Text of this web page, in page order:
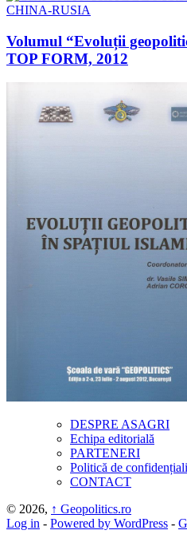
Volumul “Evoluții
TOP FORM, 2012
DESPRE ASAGRI
Echipa editorială
PARTENERI
Politică de
CONTACT
© 2026, ↑ Geopolitics.ro
Log in - Powered by WordPress -